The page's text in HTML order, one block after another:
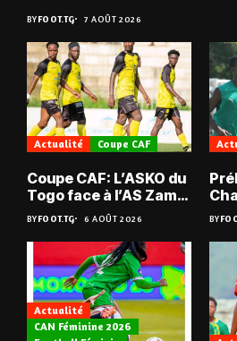
BYFOOT.TG 7 AOÛT 2026
Actualité Coupe CAF
Coupe CAF: L’ASKO du
Togo face à l’AS Zam
du Niger
BYFOOT.TG 6 AOÛT 2026
les
BY
Actualité
CAN Féminine 2026